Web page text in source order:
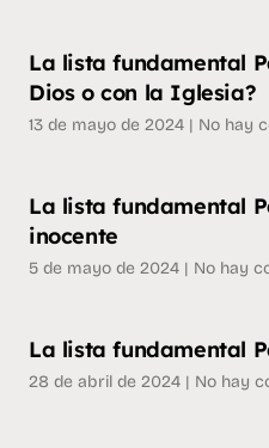
La lista fundamental
Dios o con la Iglesia?
13 de mayo de 2024 No hay
La lista fundamental
inocente
5 de mayo de 2024 No hay
La lista fundamental
28 de abril de 2024 No hay